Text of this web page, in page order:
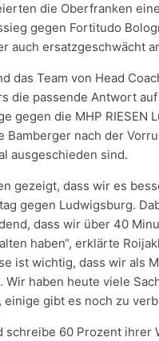
die Oberfranken
gegen Fortitudo
auch ersatzgeschwächt
das Team von Head
die passende Antwort
gegen die MHP RIESEN
Bamberger nach der
ausgeschieden sind.
gezeigt, dass wir es
gegen Ludwigsburg.
dass wir über 40
haben“, erklärte
ist wichtig, dass wir als
Wir haben heute viele
einige gibt es noch zu
schreibe 60 Prozent ihrer